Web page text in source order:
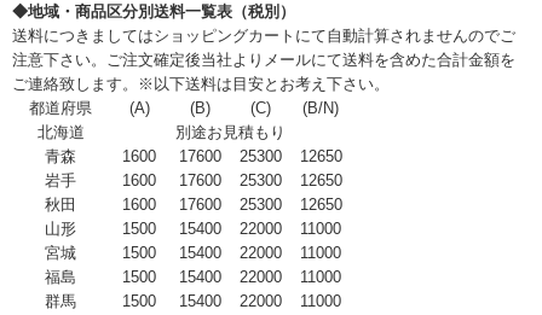
◆地域・商品区分別送料一覧表（税別）
送料につきましてはショッピングカートにて自動計算されませんのでご
注意下さい。ご注文確定後当社よりメールにて送料を含めた合計金額を
ご連絡致します。※以下送料は目安とお考え下さい。
都道府県
(A) (B) (C)
(B/N)
北海道
別途お見積もり
青森
1600 17600 25300
12650
岩手
1600 17600 25300
12650
秋田
1600 17600 25300
12650
山形
1500 15400 22000
11000
宮城
1500 15400 22000
11000
福島
1500 15400 22000
11000
群馬
1500 15400 22000
11000